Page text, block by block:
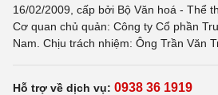
16/02/2009, cấp bởi Bộ Văn hoá - Thể
Cơ quan chủ quản: Công ty Cổ phần
Nam. Chịu trách nhiệm: Ông Trần Văn
Hỗ trợ về dịch vụ: 0938 36 1919